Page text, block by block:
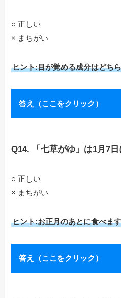
○ 正しい
× まちがい
ヒント:目が覚める成分はどち
答え（ここをクリック）
Q14. 「七草がゆ」は1月7日
○ 正しい
× まちがい
ヒント:お正月のあとに食べま
答え（ここをクリック）